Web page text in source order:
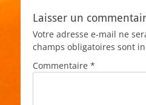
Laisser un
Votre adresse e-mail ne
champs obligatoires sont
Commentaire *